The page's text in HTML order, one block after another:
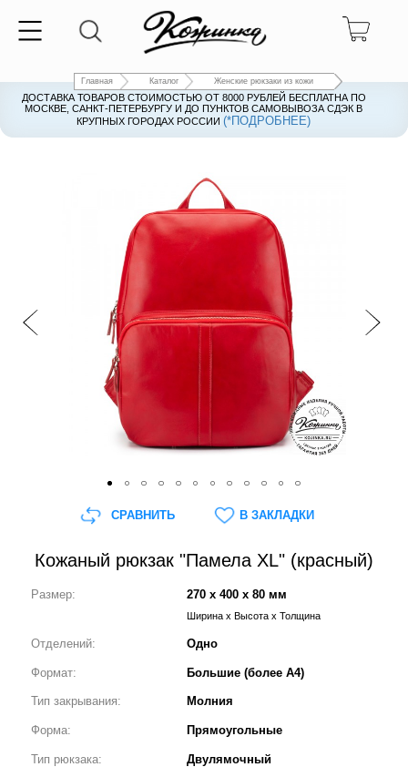
Главная Каталог Женские рюкзаки из кожи
ДОСТАВКА ТОВАРОВ СТОИМОСТЬЮ ОТ 8000 РУБЛЕЙ БЕСПЛАТНА ПО
МОСКВЕ, САНКТ-ПЕТЕРБУРГУ И ДО ПУНКТОВ САМОВЫВОЗА СДЭК В
КРУПНЫХ ГОРОДАХ РОССИИ(*ПОДРОБНЕЕ)
ДОСТАВКА ТОВАРОВ СТОИМОСТЬЮ ОТ 8000 РУБЛЕЙ БЕСПЛАТНА ПО
МОСКВЕ, САНКТ-ПЕТЕРБУРГУ И ДО ПУНКТОВ САМОВЫВОЗА СДЭК В
КРУПНЫХ ГОРОДАХ РОССИИ(*ПОДРОБНЕЕ)
Кожаный рюкзак "Памела XL" (красный)
Размер: 270 x 400 x 80 мм
Ширина x Высота x Толщина
Отделений: Одно
Формат: Большие (более А4)
Тип закрывания: Молния
Форма: Прямоугольные
Тип рюкзака: Двулямочный
СРАВНИТЬ В ЗАКЛАДКИ